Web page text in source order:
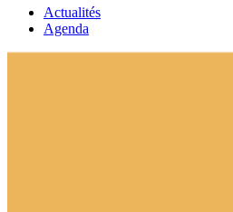
Actualités
Agenda